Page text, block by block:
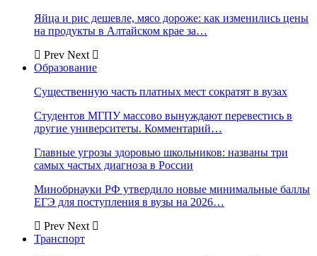
Яйца и рис дешевле, мясо дороже: как изменились цены
на продукты в Алтайском крае за…
Prev Next
Образование
Существенную часть платных мест сократят в вузах
Студентов МГПУ массово вынуждают перевестись в
другие университеты. Комментарий…
Главные угрозы здоровью школьников: названы три
самых частых диагноза в России
Минобрнауки РФ утвердило новые минимальные баллы
ЕГЭ для поступления в вузы на 2026…
Prev Next
Транспорт